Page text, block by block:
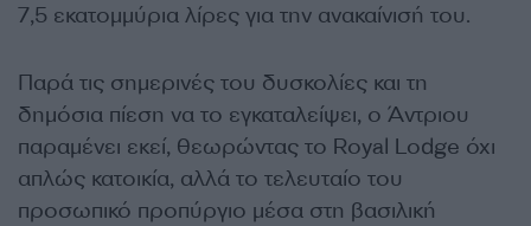
7,5 εκατομμύρια λίρες για την ανακαίνισή του.
Παρά τις σημερινές του δυσκολίες και τη
δημόσια πίεση να το εγκαταλείψει, ο Άντριου
παραμένει εκεί, θεωρώντας το Royal Lodge όχι
απλώς κατοικία, αλλά το τελευταίο του
προσωπικό προπύργιο μέσα στη βασιλική